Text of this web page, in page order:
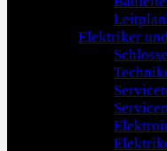
Elektriker